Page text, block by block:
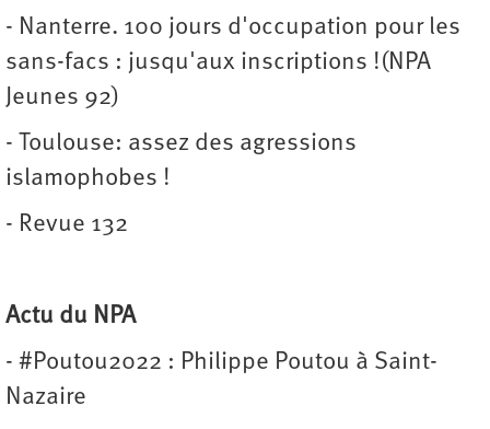
- Nanterre. 100 jours d'occupation pour les
sans-facs : jusqu'aux inscriptions !(NPA
Jeunes 92)
- Toulouse: assez des agressions
islamophobes !
- Revue 132
Actu du NPA
- #Poutou2022 : Philippe Poutou à Saint-
Nazaire